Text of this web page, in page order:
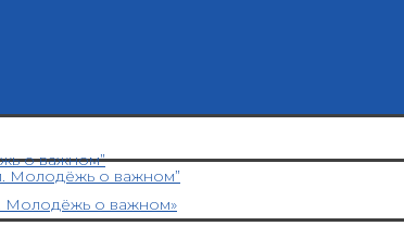
о важном”
Молодёжь о важном”
Молодёжь о важном»